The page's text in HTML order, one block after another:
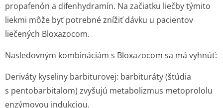
propafenón a difenhydramín. Na začiatku liečby týmito
liekmi môže byť potrebné znížiť dávku u pacientov
liečených Bloxazocom.
Nasledovným kombináciám s Bloxazocom sa má vyhnúť:
Deriváty kyseliny barbiturovej: barbituráty (štúdia
s pentobarbitalom) zvyšujú metabolizmus metoprololu
enzýmovou indukciou.